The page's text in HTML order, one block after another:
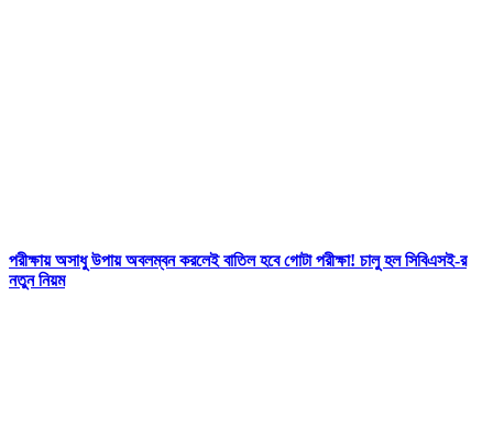
পরীক্ষায় অসাধু উপায় অবলম্বন করলেই বাতিল হবে গোটা পরীক্ষা! চালু হল সিবিএসই-র
নতুন নিয়ম